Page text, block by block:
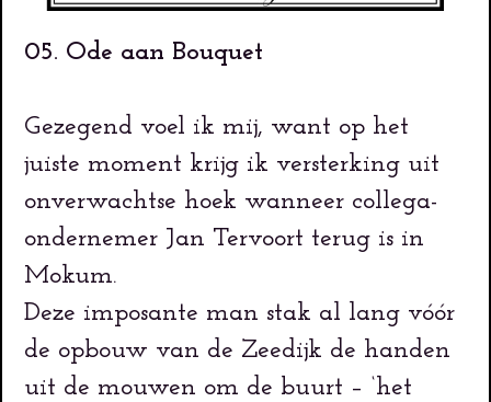
05. Ode aan Bouquet
Gezegend voel ik mij, want op het
juiste moment krijg ik versterking uit
onverwachtse hoek wanneer collega-
ondernemer Jan Tervoort terug is in
Mokum.
Deze imposante man stak al lang vóór
de opbouw van de Zeedijk de handen
uit de mouwen om de buurt – ‘het